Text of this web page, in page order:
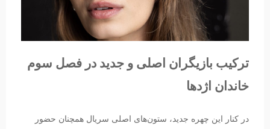
ترکیب بازیگران اصلی و جدید در فصل سوم
خاندان اژدها
در کنار این چهره جدید، ستون‌های اصلی سریال همچنان حضور